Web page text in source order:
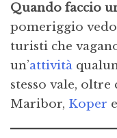
Quando faccio
pomeriggio vedo
turisti che
un’attività
stesso vale, oltre
Maribor, Koper